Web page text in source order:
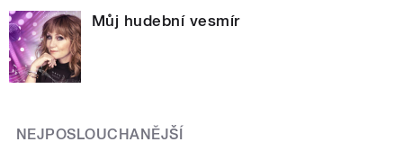
Můj hudební vesmír
NEJPOSLOUCHANĚJŠÍ